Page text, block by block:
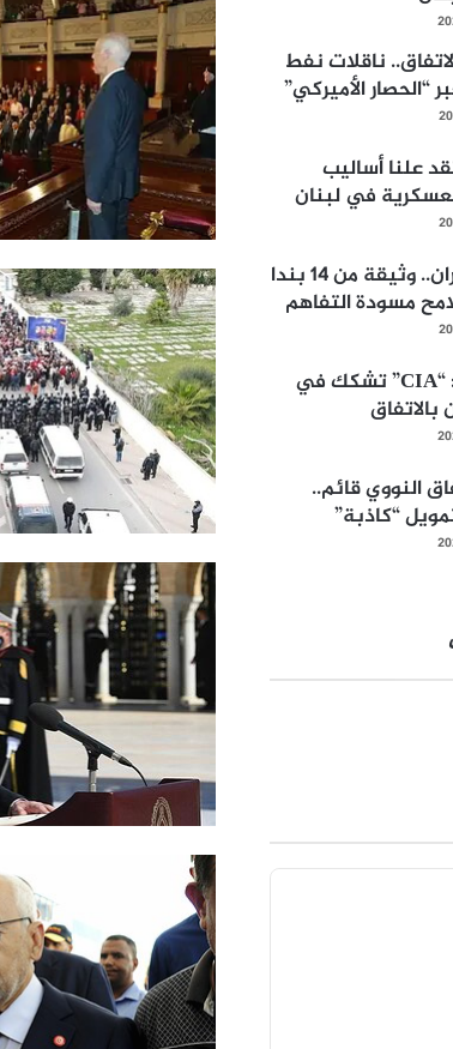
ناقلات نفط
“الحصار الأميركي”
علنا أساليب
في لبنان
أميركا وإيران.. وثيقة من 14 بندا
مسودة التفاهم
أكسيوس: “CIA” تشكك في
بالاتفاق
النووي قائم..
“كاذبة”